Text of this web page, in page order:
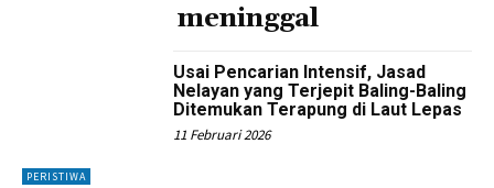
meninggal
PERISTIWA
Usai Pencarian Intensif, Jasad
Nelayan yang Terjepit Baling-Baling
Ditemukan Terapung di Laut Lepas
11 Februari 2026